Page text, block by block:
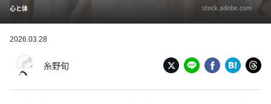
心と体 stock.adobe.com
2026.03.28
糸野旬